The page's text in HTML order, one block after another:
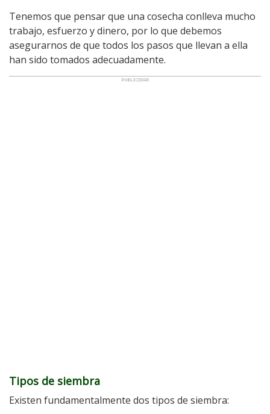
Tenemos que pensar que una cosecha conlleva mucho
trabajo, esfuerzo y dinero, por lo que debemos
asegurarnos de que todos los pasos que llevan a ella
han sido tomados adecuadamente.
Tipos de siembra
Existen fundamentalmente dos tipos de siembra: